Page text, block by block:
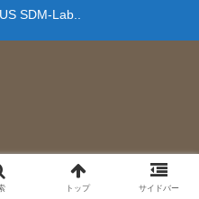
SDM-Lab..
トップ サイドバー